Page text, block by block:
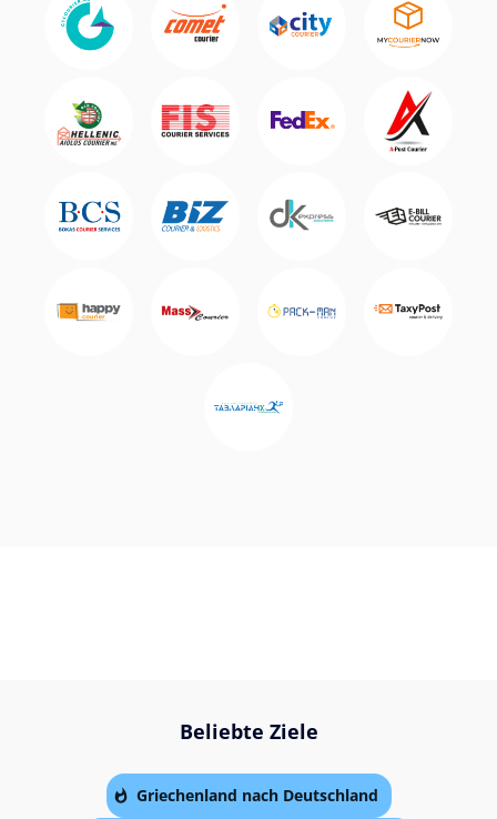
Beliebte Ziele
Griechenland nach Deutschland